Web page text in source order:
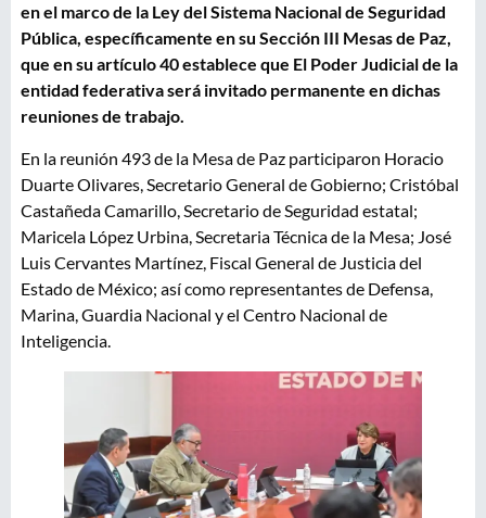
en el marco de la Ley del Sistema Nacional de Seguridad
Pública, específicamente en su Sección III Mesas de Paz,
que en su artículo 40 establece que El Poder Judicial de la
entidad federativa será invitado permanente en dichas
reuniones de trabajo.
En la reunión 493 de la Mesa de Paz participaron Horacio
Duarte Olivares, Secretario General de Gobierno; Cristóbal
Castañeda Camarillo, Secretario de Seguridad estatal;
Maricela López Urbina, Secretaria Técnica de la Mesa; José
Luis Cervantes Martínez, Fiscal General de Justicia del
Estado de México; así como representantes de Defensa,
Marina, Guardia Nacional y el Centro Nacional de
Inteligencia.